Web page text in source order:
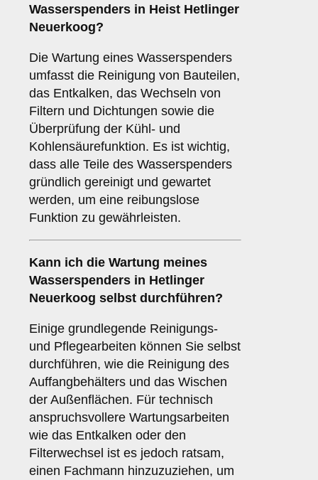
Wasserspenders in Heist Hetlinger
Neuerkoog?
Die Wartung eines Wasserspenders
umfasst die Reinigung von Bauteilen,
das Entkalken, das Wechseln von
Filtern und Dichtungen sowie die
Überprüfung der Kühl- und
Kohlensäurefunktion. Es ist wichtig,
dass alle Teile des Wasserspenders
gründlich gereinigt und gewartet
werden, um eine reibungslose
Funktion zu gewährleisten.
Kann ich die Wartung meines
Wasserspenders in Hetlinger
Neuerkoog selbst durchführen?
Einige grundlegende Reinigungs-
und Pflegearbeiten können Sie selbst
durchführen, wie die Reinigung des
Auffangbehälters und das Wischen
der Außenflächen. Für technisch
anspruchsvollere Wartungsarbeiten
wie das Entkalken oder den
Filterwechsel ist es jedoch ratsam,
einen Fachmann hinzuzuziehen, um